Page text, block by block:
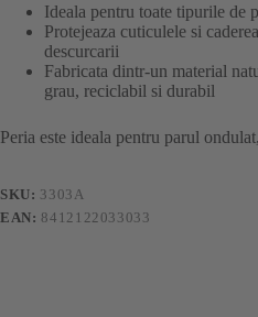
Ideala pentru toate tipurile de
Protejeaza cuticulele si
descurcarii
Fabricata dintr-un material
grau, reciclabil si durabil
Peria este ideala pentru parul
SKU: 3303A
EAN: 8412122033033